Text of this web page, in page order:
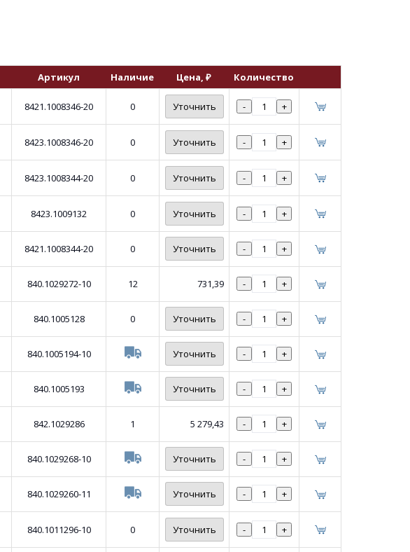
Артикул Наличие Цена, ₽ Количество
8421.1008346-20 0 Уточнить - +
8423.1008346-20 0 Уточнить - +
8423.1008344-20 0 Уточнить - +
8423.1009132 0 Уточнить - +
8421.1008344-20 0 Уточнить - +
840.1029272-10 12 731,39 - +
840.1005128 0 Уточнить - +
840.1005194-10 Уточнить - +
840.1005193 Уточнить - +
842.1029286 1 5 279,43 - +
840.1029268-10 Уточнить - +
840.1029260-11 Уточнить - +
840.1011296-10 0 Уточнить - +